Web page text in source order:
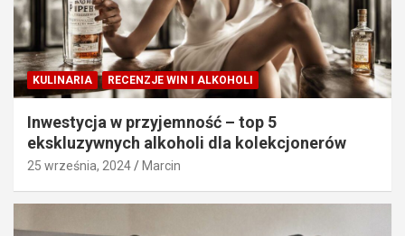
KULINARIA RECENZJE WIN I ALKOHOLI
Inwestycja w przyjemność – top 5
ekskluzywnych alkoholi dla kolekcjonerów
25 września, 2024 Marcin